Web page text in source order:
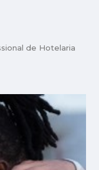
de Hotelaria